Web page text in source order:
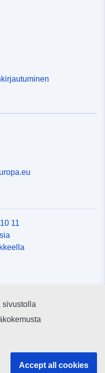
11
sivustolla
Accept all cookies